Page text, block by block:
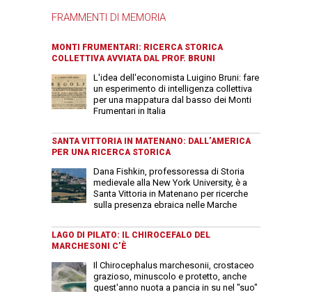
FRAMMENTI DI MEMORIA
MONTI FRUMENTARI: RICERCA STORICA
COLLETTIVA AVVIATA DAL PROF. BRUNI
L'idea dell'economista Luigino Bruni: fare
un esperimento di intelligenza collettiva
per una mappatura dal basso dei Monti
Frumentari in Italia
SANTA VITTORIA IN MATENANO: DALL’AMERICA
PER UNA RICERCA STORICA
Dana Fishkin, professoressa di Storia
medievale alla New York University, è a
Santa Vittoria in Matenano per ricerche
sulla presenza ebraica nelle Marche
LAGO DI PILATO: IL CHIROCEFALO DEL
MARCHESONI C’È
Il Chirocephalus marchesonii, crostaceo
grazioso, minuscolo e protetto, anche
quest'anno nuota a pancia in su nel "suo"